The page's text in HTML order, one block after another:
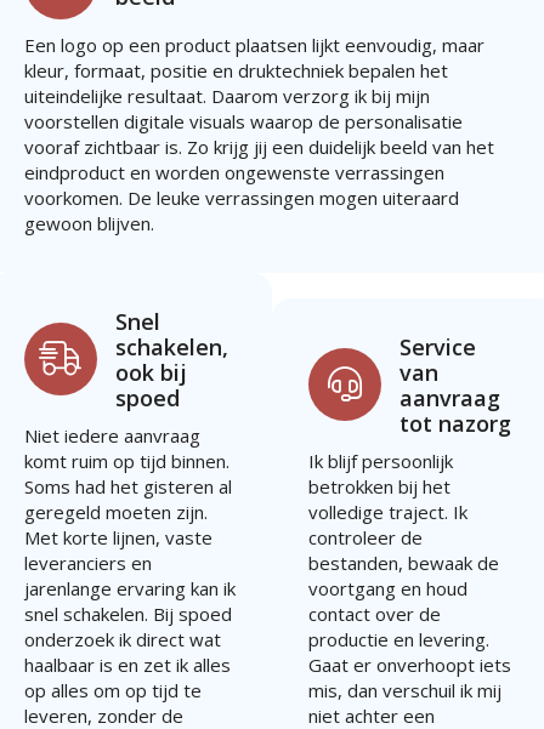
Een logo op een product plaatsen lijkt eenvoudig, maar
kleur, formaat, positie en druktechniek bepalen het
uiteindelijke resultaat. Daarom verzorg ik bij mijn
voorstellen digitale visuals waarop de personalisatie
vooraf zichtbaar is. Zo krijg jij een duidelijk beeld van het
eindproduct en worden ongewenste verrassingen
voorkomen. De leuke verrassingen mogen uiteraard
gewoon blijven.
Snel
schakelen,
ook bij
spoed
Niet iedere aanvraag
komt ruim op tijd binnen.
Soms had het gisteren al
geregeld moeten zijn.
Met korte lijnen, vaste
leveranciers en
jarenlange ervaring kan ik
snel schakelen. Bij spoed
onderzoek ik direct wat
haalbaar is en zet ik alles
op alles om op tijd te
leveren, zonder de
Service
van
aanvraag
tot nazorg
Ik blijf persoonlijk
betrokken bij het
volledige traject. Ik
controleer de
bestanden, bewaak de
voortgang en houd
contact over de
productie en levering.
Gaat er onverhoopt iets
mis, dan verschuil ik mij
niet achter een